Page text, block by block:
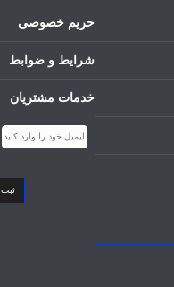
حریم خصوصی
شرایط و ضوابط
خدمات مشتریان
ثبت